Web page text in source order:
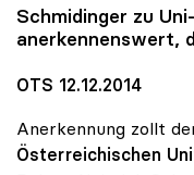
Schmidinger zu
anerkennenswert,
OTS 12.12.2014
Anerkennung zollt
Österreichischen